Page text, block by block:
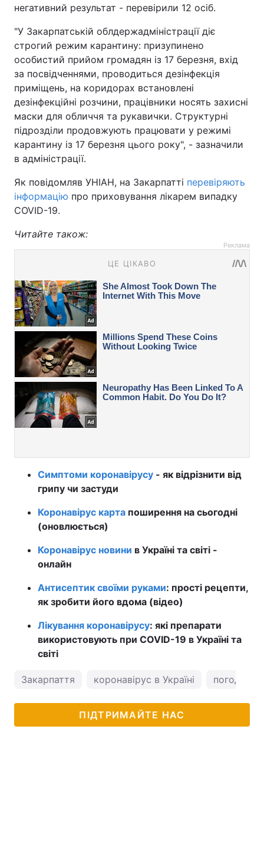
негативний результат - перевірили 12 осіб.
"У Закарпатській облдержадміністрації діє
строгий режим карантину: призупинено
особистий прийом громадян із 17 березня, вхід
за посвідченнями, проводиться дезінфекція
приміщень, на коридорах встановлені
дезінфекційні розчини, працівники носять захисні
маски для обличчя та рукавички. Структурні
підрозділи продовжують працювати у режимі
карантину із 17 березня цього року", - зазначили
в адміністрації.
Як повідомляв УНІАН, на Закарпатті перевіряють
інформацію про приховування лікарем випадку
COVID-19.
Читайте також:
Реклама
Симптоми коронавірусу - як відрізнити від
грипу чи застуди
Коронавірус карта поширення на сьогодні
(оновлюється)
Коронавірус новини в Україні та світі -
онлайн
Антисептик своїми руками: прості рецепти,
як зробити його вдома (відео)
Лікування коронавірусу: які препарати
використовують при COVID-19 в Україні та
світі
Закарпаття коронавірус в Україні погода в
ПІДТРИМАЙТЕ НАС